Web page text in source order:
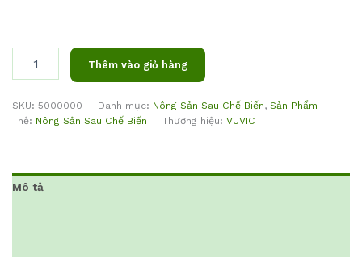
Thêm vào giỏ hàng
SKU: 5000000 Danh mục: Nông Sản Sau Chế Biến, Sản Phẩm
Thẻ: Nông Sản Sau Chế Biến Thương hiệu: VUVIC
Mô tả